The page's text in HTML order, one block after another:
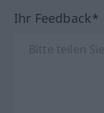
Ihr Feedback*